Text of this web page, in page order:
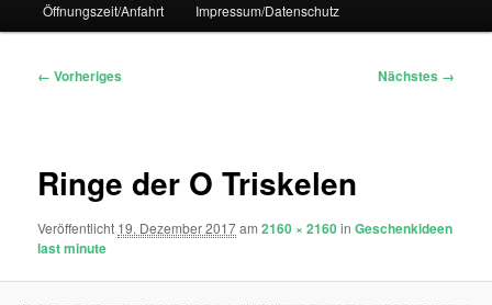
Öffnungszeit/Anfahrt Impressum/Datenschutz
Bilder-
← Vorheriges Nächstes →
Ringe der O Triskelen
Veröffentlicht 19. Dezember 2017am2160 × 2160inGeschenkideen
last minute